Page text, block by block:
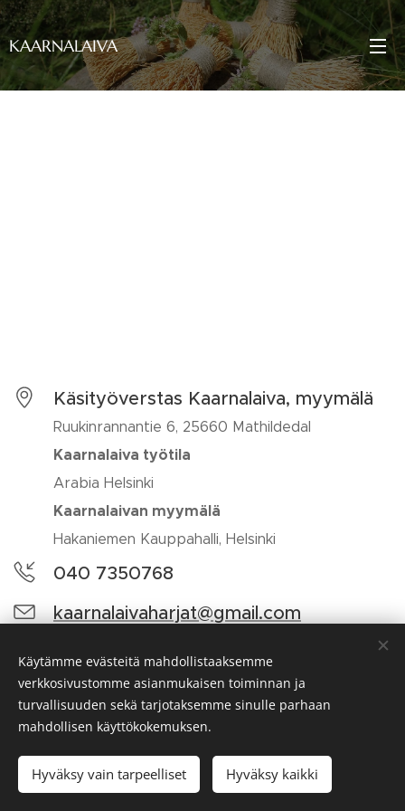
KAARNALAIVA
Käsityöverstas Kaarnalaiva, myymälä
Ruukinrannantie 6, 25660 Mathildedal
Kaarnalaiva työtila
Arabia Helsinki
Kaarnalaivan myymälä
Hakaniemen Kauppahalli, Helsinki
040 7350768
kaarnalaivaharjat@gmail.com
LuotuWebnodella
Kielet
Suomi
English
Käytämme evästeitä mahdollistaaksemme
verkkosivustomme asianmukaisen toiminnan ja
turvallisuuden sekä tarjotaksemme sinulle parhaan
mahdollisen käyttökokemuksen.
Hyväksy vain tarpeelliset Hyväksy kaikki